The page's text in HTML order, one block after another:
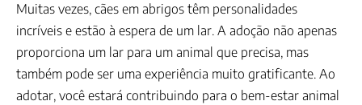
Muitas vezes, cães em abrigos têm personalidades
incríveis e estão à espera de um lar. A adoção não apenas
proporciona um lar para um animal que precisa, mas
também pode ser uma experiência muito gratificante. Ao
adotar, você estará contribuindo para o bem-estar animal